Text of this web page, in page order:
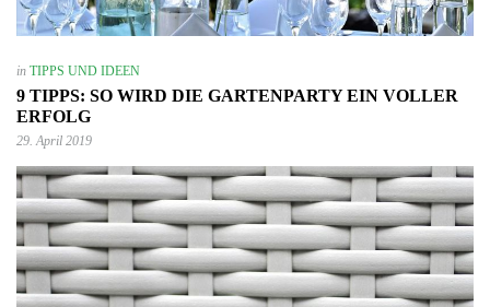
in TIPPS UND IDEEN
9 TIPPS: SO WIRD DIE GARTENPARTY EIN VOLLER
ERFOLG
29. April 2019